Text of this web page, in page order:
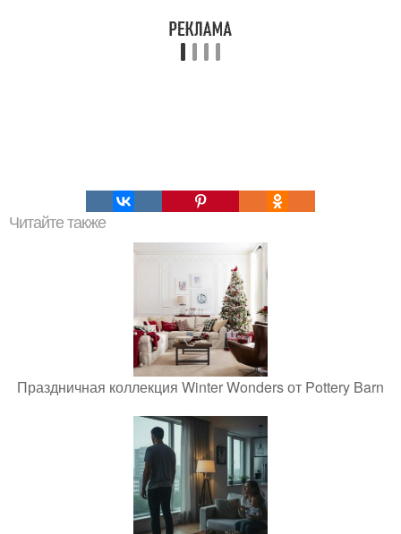
Читайте также
Праздничная коллекция Winter Wonders от Pottery Barn